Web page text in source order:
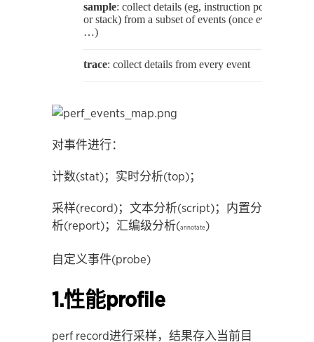
sample: collect details (eg, instruction pointer
or stack) from a subset of events (once every
…)
trace: collect details from every event
对事件进行：
计数(stat)；实时分析(top)；
采样(record)；文本分析(script)；内置分
析(report)；汇编级分析(annotate)
自定义事件(probe)
1.性能profile
perf record进行采样，结果存入当前目